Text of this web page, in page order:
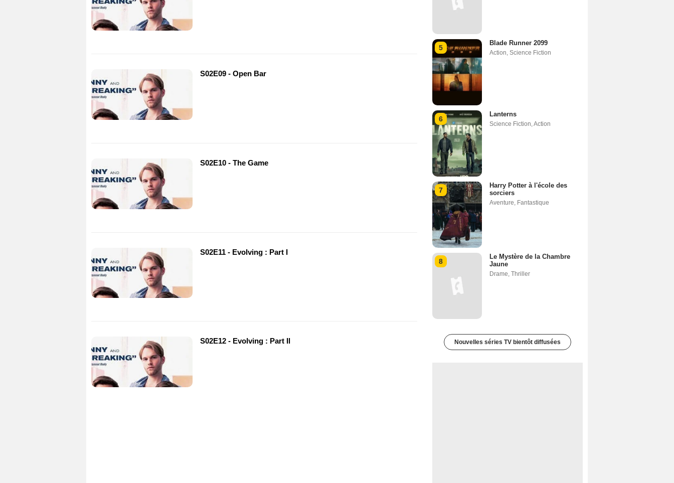
S02E09 - Open Bar
S02E10 - The Game
S02E11 - Evolving : Part I
S02E12 - Evolving : Part Il
5
Blade Runner 2099
Action Science Fiction
6
Lanterns
Science Fiction Action
7
Harry Potter à l'école des
sorciers
Aventure Fantastique
8
Le Mystère de la Chambre
Jaune
Drame Thriller
Nouvelles séries TV bientôt diffusées